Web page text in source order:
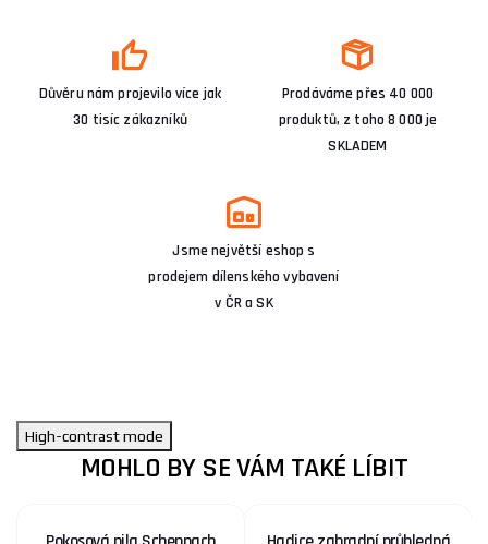
Důvěru nám projevilo více jak
30 tisíc zákazníků
Prodáváme přes 40 000
produktů, z toho 8 000 je
SKLADEM
Jsme největší eshop s
prodejem dílenského vybavení
v ČR a SK
High-contrast mode
MOHLO BY SE VÁM TAKÉ LÍBIT